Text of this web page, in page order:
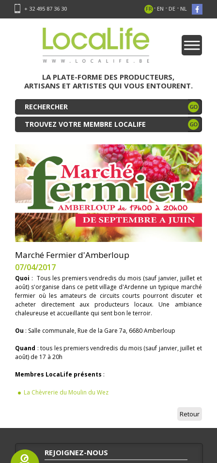
+ 32 495 87 36 30 FR - EN - DE - NL
LA PLATE-FORME DES PRODUCTEURS,
ARTISANS ET ARTISTES QUI VOUS ENTOURENT.
TROUVEZ VOTRE MEMBRE LOCALIFE
Marché Fermier d'Amberloup
07/04/2017
Quoi : Tous les premiers vendredis du mois (sauf janvier, juillet et
août) s'organise dans ce petit village d'Ardenne un typique marché
fermier où les amateurs de circuits courts pourront discuter et
acheter directement aux producteurs locaux. Une ambiance
chaleureuse et accueillante qui sent bon le terroir.
Ou : Salle communale, Rue de la Gare 7a, 6680 Amberloup
Quand : tous les premiers vendredis du mois (sauf janvier, juillet et
août) de 17 à 20h
Membres LocaLife présents :
La Chèvrerie du Moulin du Wez
Retour
REJOIGNEZ-NOUS